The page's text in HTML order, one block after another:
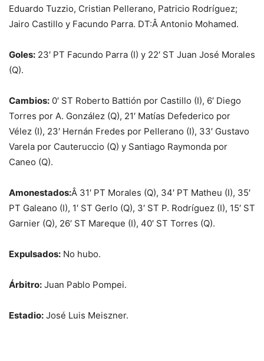
Eduardo Tuzzio, Cristian Pellerano, Patricio Rodríguez;
Jairo Castillo y Facundo Parra. DT:Â Antonio Mohamed.
Goles: 23′ PT Facundo Parra (I) y 22′ ST Juan José Morales
(Q).
Cambios: 0′ ST Roberto Battión por Castillo (I), 6′ Diego
Torres por A. González (Q), 21′ Matías Defederico por
Vélez (I), 23′ Hernán Fredes por Pellerano (I), 33′ Gustavo
Varela por Cauteruccio (Q) y Santiago Raymonda por
Caneo (Q).
Amonestados:Â 31′ PT Morales (Q), 34′ PT Matheu (I), 35′
PT Galeano (I), 1′ ST Gerlo (Q), 3′ ST P. Rodríguez (I), 15′ ST
Garnier (Q), 26′ ST Mareque (I), 40′ ST Torres (Q).
Expulsados: No hubo.
Árbitro: Juan Pablo Pompei.
Estadio: José Luis Meiszner.